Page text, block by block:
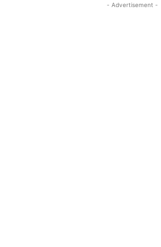
- Advertisement -